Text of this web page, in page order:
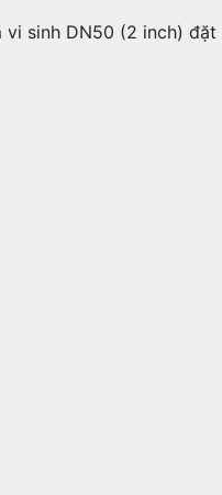
vi sinh DN50 (2 inch)